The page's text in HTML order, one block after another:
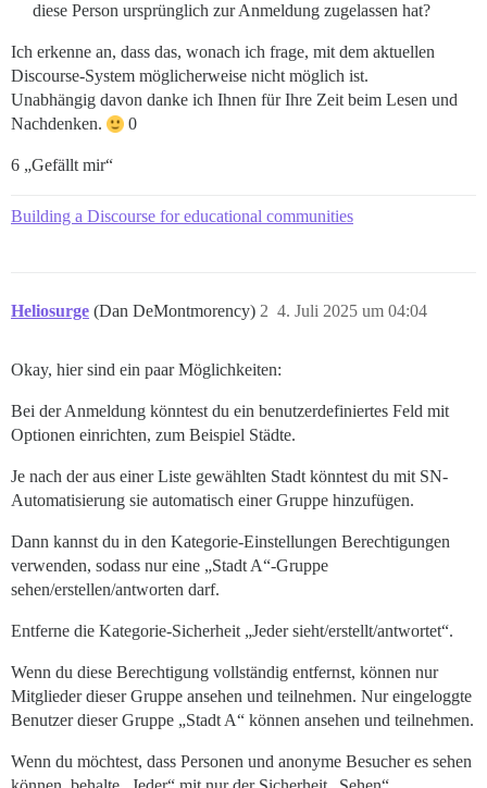
diese Person ursprünglich zur Anmeldung zugelassen hat?
Ich erkenne an, dass das, wonach ich frage, mit dem aktuellen
Discourse-System möglicherweise nicht möglich ist.
Unabhängig davon danke ich Ihnen für Ihre Zeit beim Lesen und
Nachdenken.
0
6 „Gefällt mir“
Building a Discourse for educational communities
Heliosurge (Dan DeMontmorency) 4. Juli 2025 um 04:04
2
Okay, hier sind ein paar Möglichkeiten:
Bei der Anmeldung könntest du ein benutzerdefiniertes Feld mit
Optionen einrichten, zum Beispiel Städte.
Je nach der aus einer Liste gewählten Stadt könntest du mit SN-
Automatisierung sie automatisch einer Gruppe hinzufügen.
Dann kannst du in den Kategorie-Einstellungen Berechtigungen
verwenden, sodass nur eine „Stadt A“-Gruppe
sehen/erstellen/antworten darf.
Entferne die Kategorie-Sicherheit „Jeder sieht/erstellt/antwortet“.
Wenn du diese Berechtigung vollständig entfernst, können nur
Mitglieder dieser Gruppe ansehen und teilnehmen. Nur eingeloggte
Benutzer dieser Gruppe „Stadt A“ können ansehen und teilnehmen.
Wenn du möchtest, dass Personen und anonyme Besucher es sehen